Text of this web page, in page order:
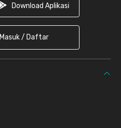
Download Aplikasi
Masuk / Daftar